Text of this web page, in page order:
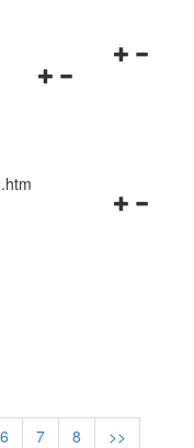
Navigationsmenü
6 7 8
>>